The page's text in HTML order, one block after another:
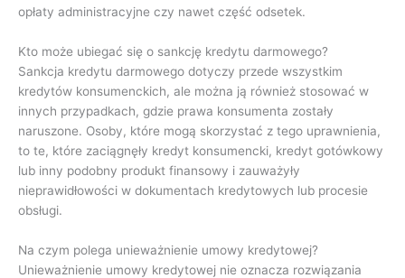
opłaty administracyjne czy nawet część odsetek.
Kto może ubiegać się o sankcję kredytu darmowego?
Sankcja kredytu darmowego dotyczy przede wszystkim
kredytów konsumenckich, ale można ją również stosować w
innych przypadkach, gdzie prawa konsumenta zostały
naruszone. Osoby, które mogą skorzystać z tego uprawnienia,
to te, które zaciągnęły kredyt konsumencki, kredyt gotówkowy
lub inny podobny produkt finansowy i zauważyły
nieprawidłowości w dokumentach kredytowych lub procesie
obsługi.
Na czym polega unieważnienie umowy kredytowej?
Unieważnienie umowy kredytowej nie oznacza rozwiązania